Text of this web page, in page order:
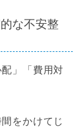
な不安整
」「費用対
をかけてじ